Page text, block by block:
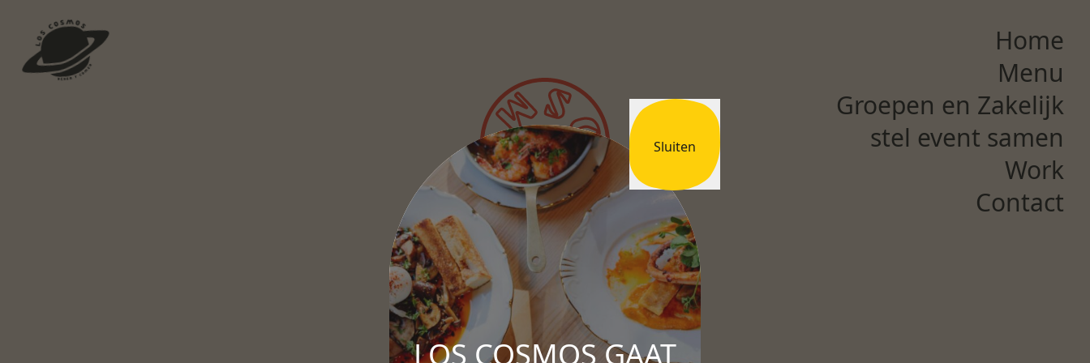
Home
Menu
Groepen en Zakelijk
stel event samen
Work
Contact
Sluiten
LOS COSMOS GAAT
Drinks